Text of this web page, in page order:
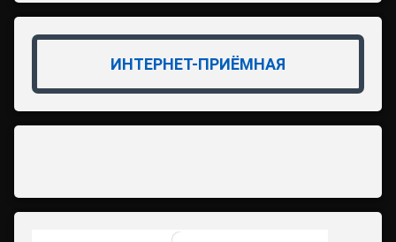
ИНТЕРНЕТ-ПРИЁМНАЯ